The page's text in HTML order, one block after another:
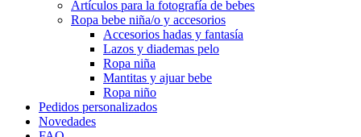
Artículos para la fotografía de bebes
Ropa bebe niña/o y accesorios
Accesorios hadas y fantasía
Lazos y diademas pelo
Ropa niña
Mantitas y ajuar bebe
Ropa niño
Pedidos personalizados
Novedades